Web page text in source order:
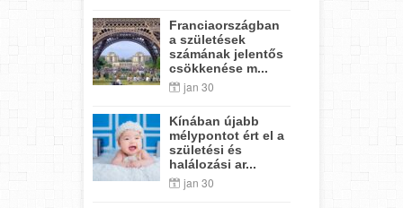
Franciaországban
a születések
számának jelentős
csökkenése m...
jan 30
Kínában újabb
mélypontot ért el a
születési és
halálozási ar...
jan 30